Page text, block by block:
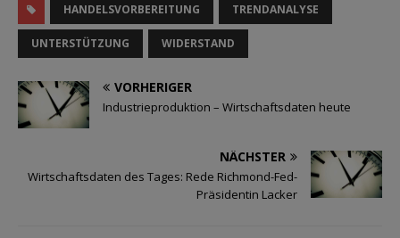
HANDELSVORBEREITUNG TRENDANALYSE
UNTERSTÜTZUNG WIDERSTAND
VORHERIGER
Industrieproduktion – Wirtschaftsdaten heute
NÄCHSTER
Wirtschaftsdaten des Tages: Rede Richmond-Fed-
Präsidentin Lacker